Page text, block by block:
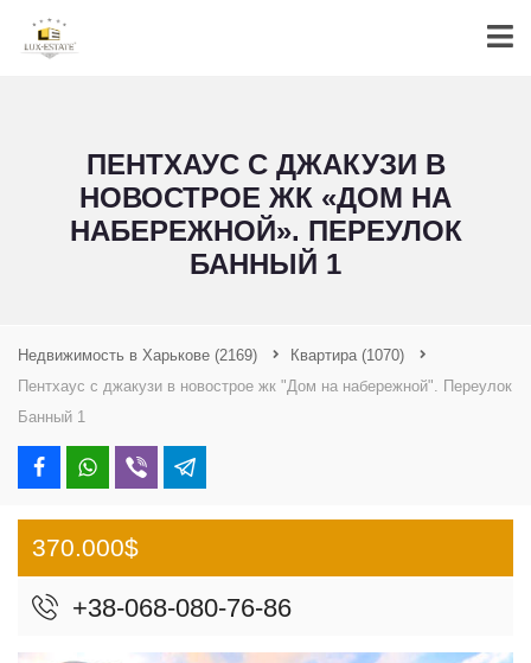
ПЕНТХАУС С ДЖАКУЗИ В
НОВОСТРОЕ ЖК «ДОМ НА
НАБЕРЕЖНОЙ». ПЕРЕУЛОК
БАННЫЙ 1
Недвижимость в Харькове (2169) Квартира (1070)
Пентхаус с джакузи в новострое жк "Дом на набережной". Переулок
Банный 1
370.000$
+38-068-080-76-86